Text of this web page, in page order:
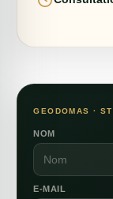
GEODOMAS ·
NOM
E-MAIL